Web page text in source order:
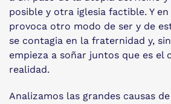
posible y otra iglesia factible. Y
provoca otro modo de ser y de
se contagia en la fraternidad y,
empieza a soñar juntos que es el
realidad.
Analizamos las grandes causas